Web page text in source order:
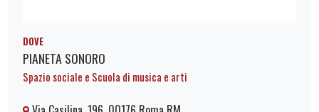
DOVE
PIANETA SONORO
Spazio sociale e Scuola di musica e arti